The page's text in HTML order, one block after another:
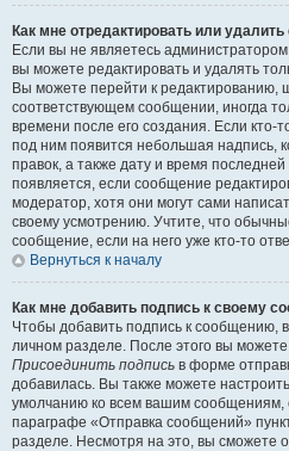
Как мне отредактировать или
Если вы не являетесь
вы можете редактировать и удалять
Вы можете перейти к редактированию,
соответствующем сообщении, иногда
времени после его создания. Если кто-
под ним появится небольшая надпись,
правок, а также дату и время
появляется, если сообщение
модератор, хотя они могут сами
своему усмотрению. Учтите, что
сообщение, если на него уже кто-то
Вернуться к началу
Как мне добавить подпись к своему
Чтобы добавить подпись к сообщению,
личном разделе. После этого вы
Присоединить подпись в форме
добавилась. Вы также можете
умолчанию ко всем вашим сообщениям,
параграфе «Отправка сообщений»
разделе. Несмотря на это, вы сможете